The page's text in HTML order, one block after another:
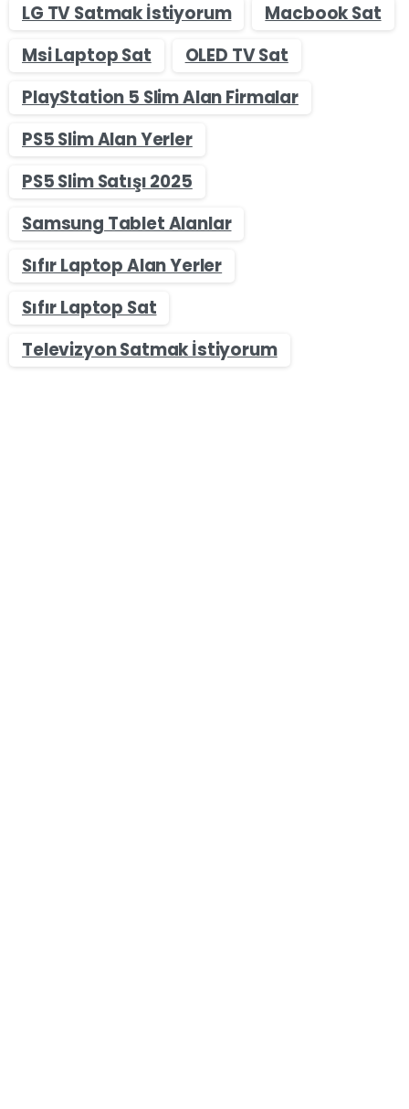
LG TV Satmak İstiyorum
Macbook Sat
Msi Laptop Sat
OLED TV Sat
PlayStation 5 Slim Alan Firmalar
PS5 Slim Alan Yerler
PS5 Slim Satışı 2025
Samsung Tablet Alanlar
Sıfır Laptop Alan Yerler
Sıfır Laptop Sat
Televizyon Satmak İstiyorum